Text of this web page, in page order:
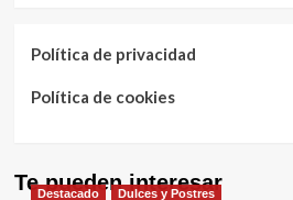
Política de privacidad
Política de cookies
Te pueden interesar
Destacado Dulces y Postres